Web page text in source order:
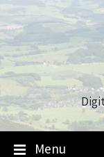
Skip
to
content
Skip
to
main
navigation
Skip
to
footer
Menu